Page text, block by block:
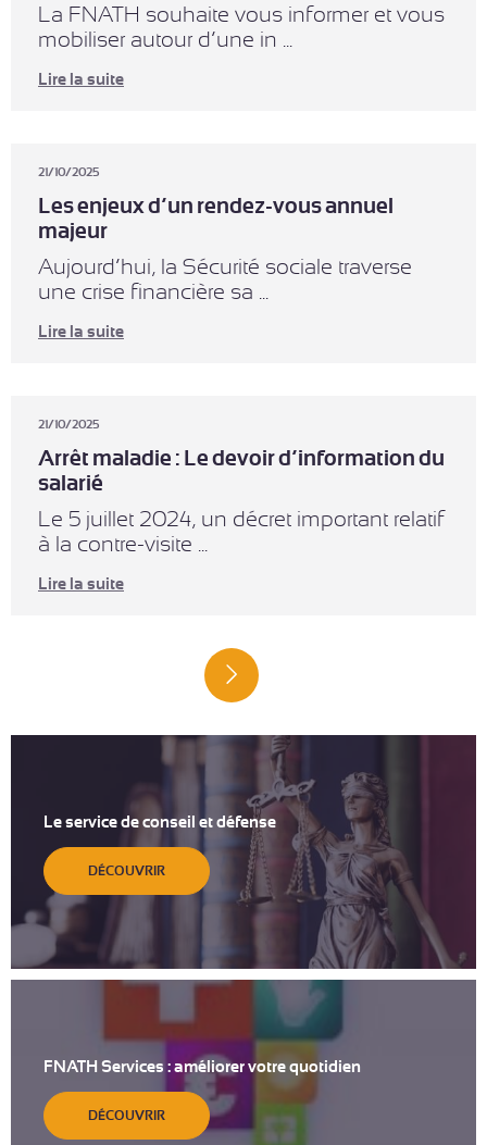
La FNATH souhaite vous informer et vous
mobiliser autour d’une in ...
Lire la suite
21/10/2025
Les enjeux d’un rendez-vous annuel
majeur
Aujourd’hui, la Sécurité sociale traverse
une crise financière sa ...
Lire la suite
21/10/2025
Arrêt maladie : Le devoir d’information du
salarié
Le 5 juillet 2024, un décret important relatif
à la contre-visite ...
Lire la suite
Le service de conseil et défense
DÉCOUVRIR
FNATH Services : améliorer votre quotidien
DÉCOUVRIR